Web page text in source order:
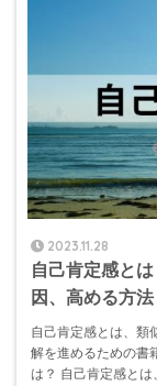
2023.11.28
自己肯定感と
因、高める方法
自己肯定感とは、類
解を進めるための書
は？ 自己肯定感と